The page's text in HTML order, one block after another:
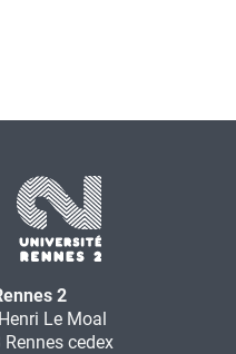
2
Le Moal
cedex